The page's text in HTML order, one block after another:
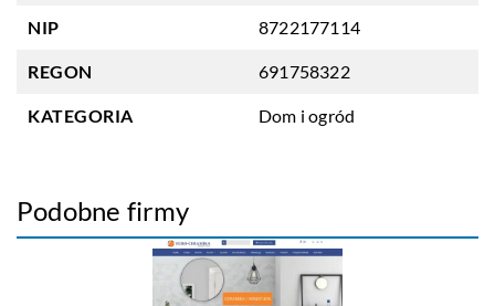
NIP 8722177114
REGON 691758322
KATEGORIA Dom i ogród
Podobne firmy